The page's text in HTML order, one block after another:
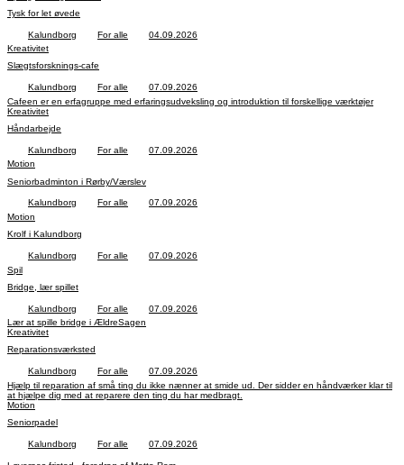
Tysk for let øvede
Kalundborg For alle
04.09.2026
Kreativitet
Slægtsforsknings-cafe
Kalundborg For alle
07.09.2026
Cafeen er en erfagruppe med erfaringsudveksling og introduktion til forskellige værktøjer
Kreativitet
Håndarbejde
Kalundborg For alle
07.09.2026
Motion
Seniorbadminton i Rørby/Værslev
Kalundborg For alle
07.09.2026
Motion
Krolf i Kalundborg
Kalundborg For alle
07.09.2026
Spil
Bridge, lær spillet
Kalundborg For alle
07.09.2026
Lær at spille bridge i ÆldreSagen
Kreativitet
Reparationsværksted
Kalundborg For alle
07.09.2026
Hjælp til reparation af små ting du ikke nænner at smide ud. Der sidder en håndværker klar til
at hjælpe dig med at reparere den ting du har medbragt.
Motion
Seniorpadel
Kalundborg For alle 07.09.2026